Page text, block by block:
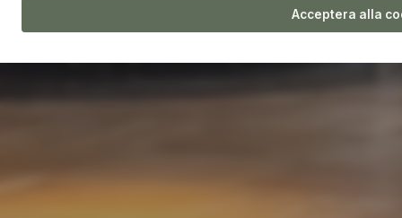
Acceptera alla